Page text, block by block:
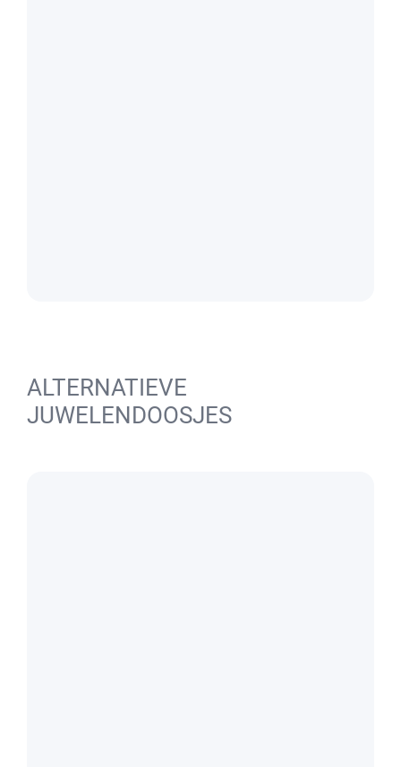
ALTERNATIEVE
JUWELENDOOSJES